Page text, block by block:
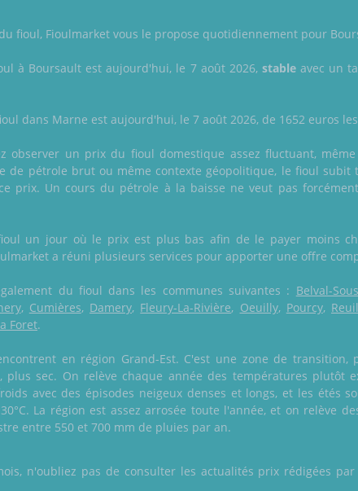
fioul, Fioulmarket vous le propose quotidiennement pour
à Boursault est aujourd'hui, le 7 août 2026, stableavec un
dans Marne est aujourd'hui, le 7 août 2026, de 1652 euros
observer un prix du fioul domestique assez fluctuant,
de pétrole brut ou même contexte géopolitique, le fioul subit
prix. Un cours du pétrole à la baisse ne veut pas
un jour où le prix est plus bas afin de le payer moins
a réuni plusieurs services pour apporter une offre
du fioul dans les communes suivantes : Belval-
, Cumières, Damery, Fleury-La-Rivière, Oeuilly, Pourcy, Reuil
Foret.
en région Grand-Est. C'est une zone de transition,
plus sec. On relève chaque année des températures plutôt
avec des épisodes neigeux denses et longs, et les étés
La région est assez arrosée toute l'année, et on relève
entre 550 et 700 mm de pluies par an.
n'oubliez pas de consulter les actualités prix rédigées